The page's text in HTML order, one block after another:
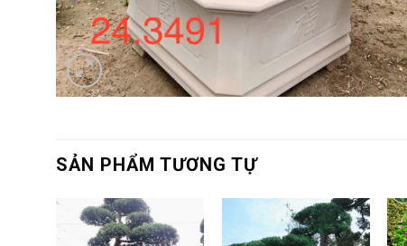
SẢN PHẨM TƯƠNG TỰ